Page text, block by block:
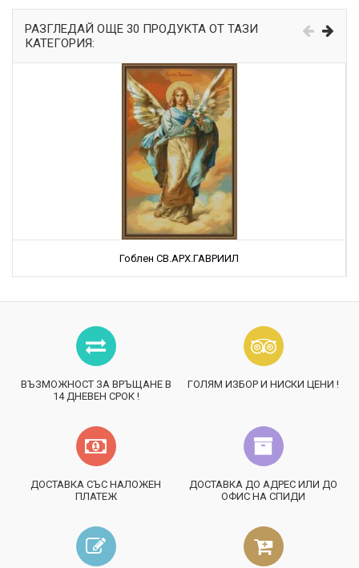
РАЗГЛЕДАЙ ОЩЕ 30 ПРОДУКТА ОТ ТАЗИ
КАТЕГОРИЯ:
Гоблен СВ.АРХ.ГАВРИИЛ
ВЪЗМОЖНОСТ ЗА ВРЪЩАНЕ В
14 ДНЕВЕН СРОК !
ГОЛЯМ ИЗБОР И НИСКИ ЦЕНИ !
ДОСТАВКА СЪС НАЛОЖЕН
ПЛАТЕЖ
ДОСТАВКА ДО АДРЕС ИЛИ ДО
ОФИС НА СПИДИ